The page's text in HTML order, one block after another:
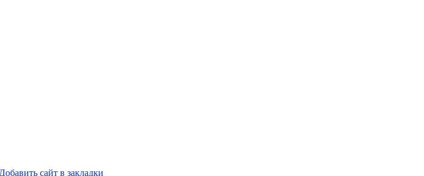
Добавить сайт в закладки